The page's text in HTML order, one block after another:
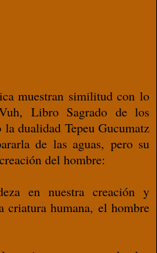
muestran similitud con lo
Libro Sagrado de los
dualidad Tepeu Gucumatz
de las aguas, pero su
del hombre:
en nuestra creación y
criatura humana, el hombre